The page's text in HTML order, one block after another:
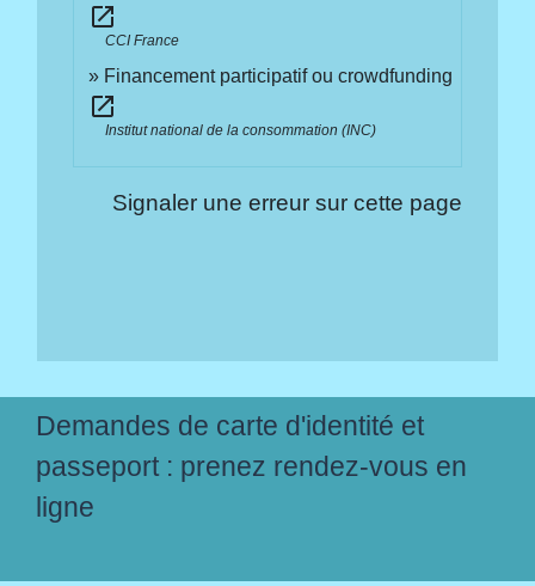
open_in_new
CCI France
Financement participatif ou crowdfunding
open_in_new
Institut national de la consommation (INC)
Signaler une erreur sur cette page
Demandes de carte d'identité et
passeport : prenez rendez-vous en
ligne